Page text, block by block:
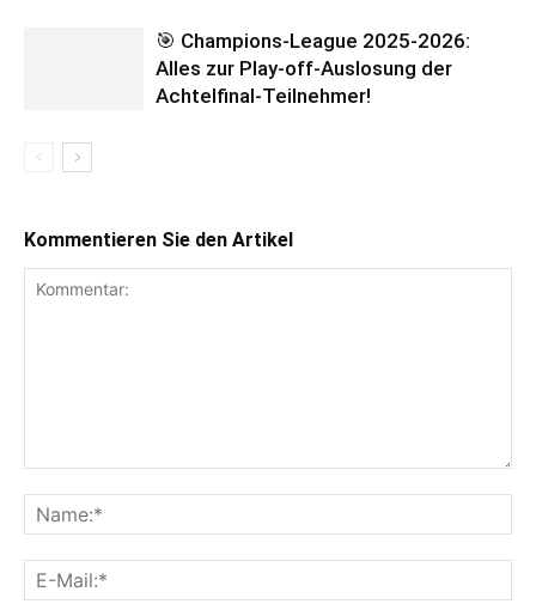
🎯 Champions-League 2025-2026:
Alles zur Play-off-Auslosung der
Achtelfinal-Teilnehmer!
Kommentieren Sie den Artikel